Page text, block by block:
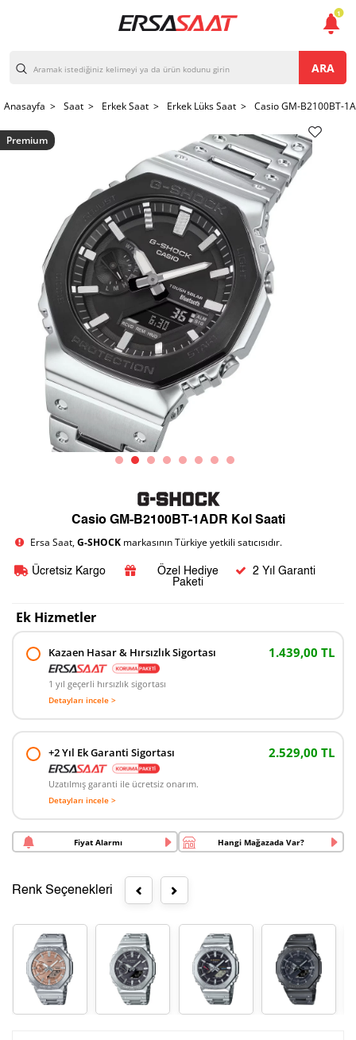
ARA
Anasayfa > Saat > Erkek Saat > Erkek Lüks Saat > Casio GM-B2100BT-
Premium
Casio GM-B2100BT-1ADR Kol Saati
Ersa Saat,G-SHOCK markasının Türkiye yetkili satıcısıdır.
Ücretsiz Kargo
Özel Hediye
Paketi
2 Yıl Garanti
Ek Hizmetler
Kazaen Hasar & Hırsızlık Sigortası 1.439,00 TL
1 yıl geçerli hırsızlık sigortası
Detayları incele >
+2 Yıl Ek Garanti Sigortası 2.529,00 TL
Uzatılmış garanti ile ücretsiz onarım.
Detayları incele >
Fiyat Alarmı Hangi Mağazada Var?
Renk Seçenekleri
1